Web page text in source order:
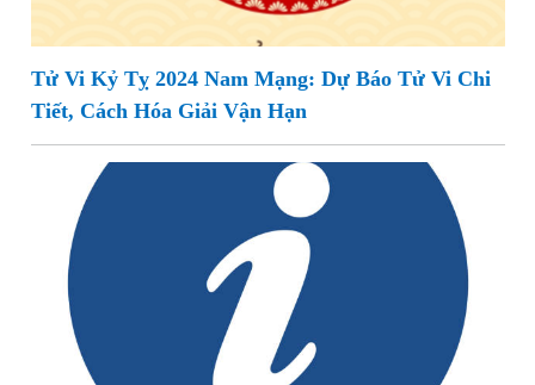
Tử Vi Kỷ Tỵ 2024 Nam Mạng: Dự Báo Tử Vi Chi
Tiết, Cách Hóa Giải Vận Hạn